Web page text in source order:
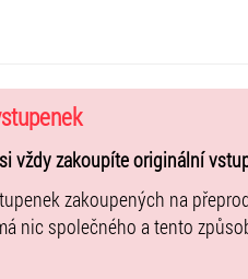
vždy zakoupíte originální
zakoupených na
nic společného a tento